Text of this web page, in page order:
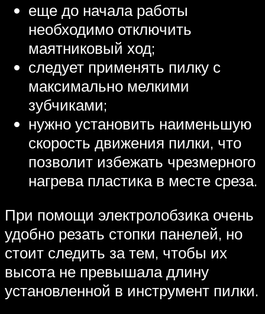
еще до начала работы
необходимо отключить
маятниковый ход;
следует применять пилку с
максимально мелкими
зубчиками;
нужно установить наименьшую
скорость движения пилки, что
позволит избежать чрезмерного
нагрева пластика в месте среза.
При помощи электролобзика очень
удобно резать стопки панелей, но
стоит следить за тем, чтобы их
высота не превышала длину
установленной в инструмент пилки.